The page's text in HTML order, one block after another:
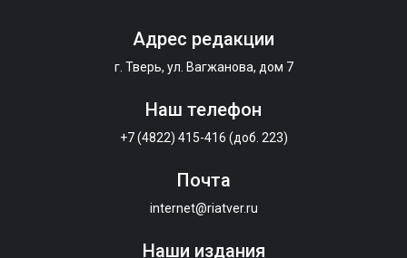
Адрес редакции
г. Тверь, ул. Вагжанова, дом 7
Наш телефон
+7 (4822) 415-416 (доб. 223)
Почта
internet@riatver.ru
Наши издания